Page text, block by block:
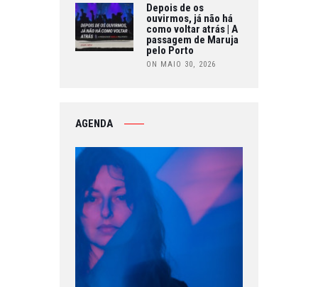
Depois de os
ouvirmos, já não há
como voltar atrás | A
passagem de Maruja
pelo Porto
ON MAIO 30, 2026
AGENDA